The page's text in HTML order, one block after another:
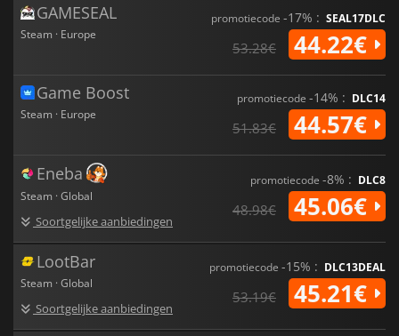
GAMESEAL
Steam · Europe
promotiecode -17% : SEAL17DLC
53.28€ 44.22€
Game Boost
Steam · Europe
promotiecode -14% : DLC14
51.83€ 44.57€
Eneba
Steam · Global
Soortgelijke aanbiedingen
promotiecode -8% : DLC8
48.98€ 45.06€
LootBar
Steam · Global
Soortgelijke aanbiedingen
promotiecode -15% : DLC13DEAL
53.19€ 45.21€